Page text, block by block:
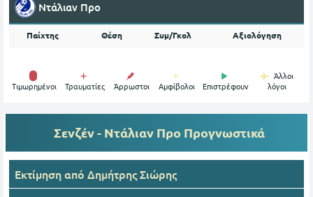
Ντάλιαν Προ
Παίχτης Θέση Συμ/Γκολ Αξιολόγηση
Tιμωρημένοι Τραυματίες Άρρωστοι Αμφίβολοι Επιστρέφουν
Άλλοι
λόγοι
Σενζέν - Ντάλιαν Προ Προγνωστικά
Εκτίμηση από Δημήτρης Σιώρης